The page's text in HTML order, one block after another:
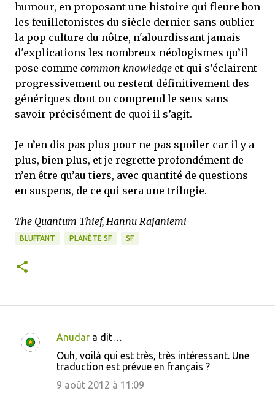
humour, en proposant une histoire qui fleure bon
les feuilletonistes du siècle dernier sans oublier
la pop culture du nôtre, n'alourdissant jamais
d'explications les nombreux néologismes qu’il
pose comme common knowledge et qui s’éclairent
progressivement ou restent définitivement des
génériques dont on comprend le sens sans
savoir précisément de quoi il s’agit.
Je n’en dis pas plus pour ne pas spoiler car il y a
plus, bien plus, et je regrette profondément de
n’en être qu’au tiers, avec quantité de questions
en suspens, de ce qui sera une trilogie.
The Quantum Thief, Hannu Rajaniemi
BLUFFANT PLANÈTE SF SF
C
Anudar a dit…
Ouh, voilà qui est très, très intéressant. Une
traduction est prévue en français ?
9 août 2012 à 11:09